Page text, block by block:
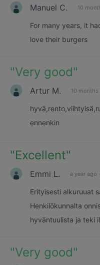
Manuel C. 10
For many years, it
love their burgers
"Very good"
Artur M. 10 months
ennenkin
"Excellent"
Emmi L. a year ago ·
Erityisesti alkuruuat
Henkilökunnalta
hyväntuulista ja teki
"Very good"